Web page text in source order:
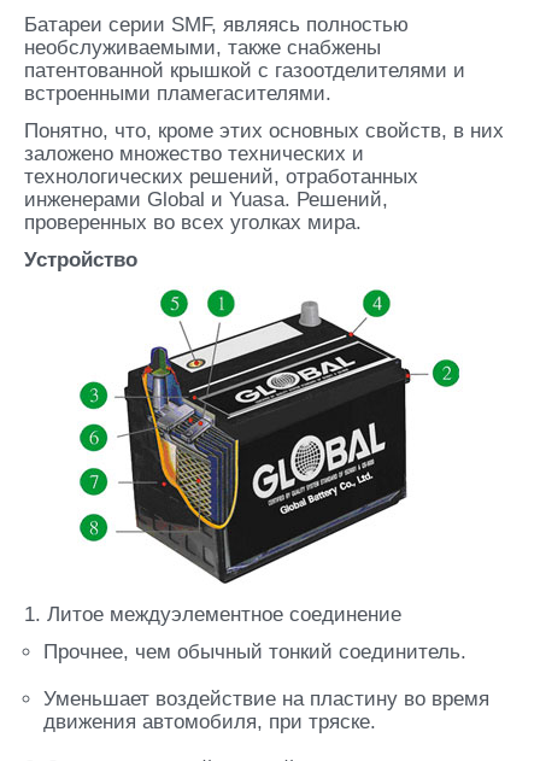
Батареи серии SMF, являясь полностью
необслуживаемыми, также снабжены
патентованной крышкой с газоотделителями и
встроенными пламегасителями.
Понятно, что, кроме этих основных свойств, в них
заложено множество технических и
технологических решений, отработанных
инженерами Global и Yuasa. Решений,
проверенных во всех уголках мира.
Устройство
1. Литое междуэлементное соединение
Прочнее, чем обычный тонкий соединитель.
Уменьшает воздействие на пластину во время
движения автомобиля, при тряске.